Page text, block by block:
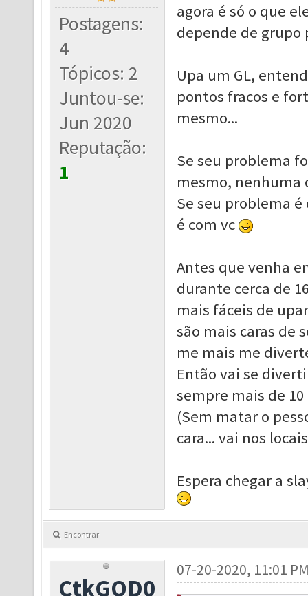
Postagens:
4
Tópicos: 2
Juntou-se:
Jun 2020
Reputação:
1
agora é só o que
depende de grupo
Upa um GL,
pontos fracos e
mesmo...
Se seu problema
mesmo, nenhuma
Se seu problema
é com vc
Antes que venha
durante cerca de
mais fáceis de
são mais caras de
me mais me
Então vai se
sempre mais de
(Sem matar o
cara... vai nos
Espera chegar a
Encontrar
CtkGOD0
07-20-2020, 11:01